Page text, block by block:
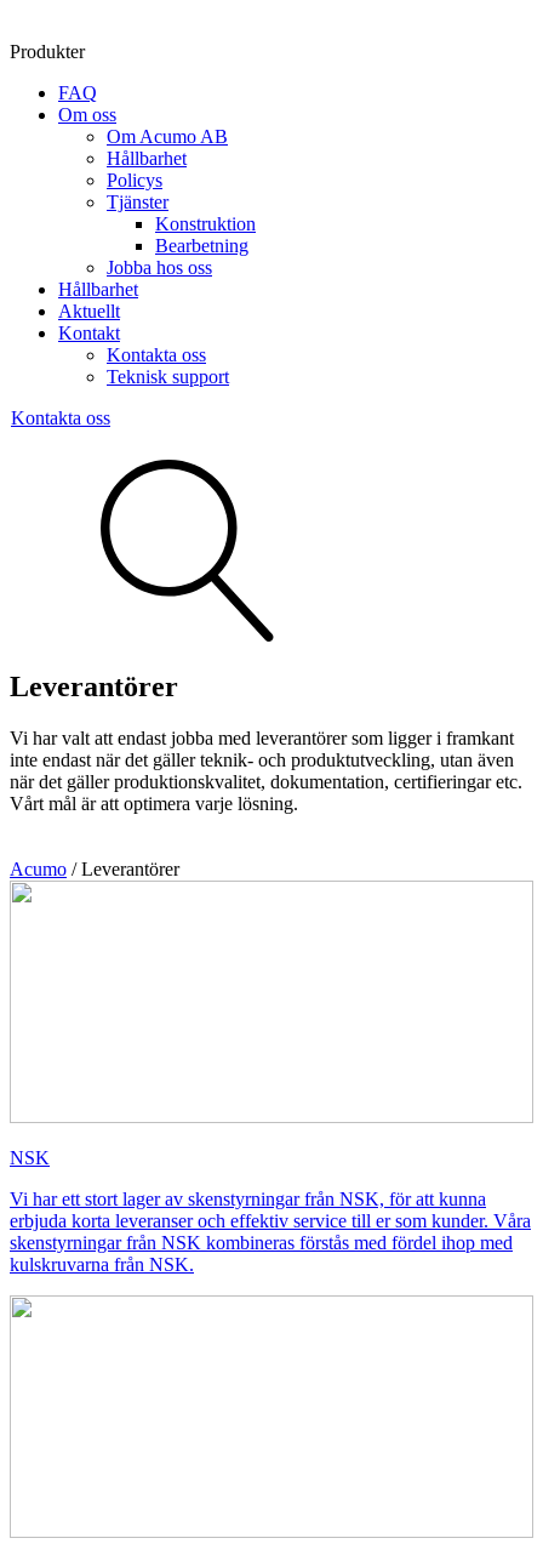
Produkter
FAQ
Om oss
Om Acumo AB
Hållbarhet
Policys
Tjänster
Konstruktion
Bearbetning
Jobba hos oss
Hållbarhet
Aktuellt
Kontakt
Kontakta oss
Teknisk support
Kontakta oss
Se alla leverantörer
Vi hjälper gärna till!
Teknisk support
Offertförfrågan
Mekatronik
Positionsvisare / Mätklockor
Pulsgivare / EncodersWire-modulerGäng- och borrenheter
Leverantörer
Vi har valt att endast jobba med leverantörer som ligger i framkant
inte endast när det gäller teknik- och produktutveckling, utan även
när det gäller produktionskvalitet, dokumentation, certifieringar etc.
Vårt mål är att optimera varje lösning.
Acumo /Leverantörer
NSK
Vi har ett stort lager av skenstyrningar från NSK, för att kunna
erbjuda korta leveranser och effektiv service till er som kunder. Våra
skenstyrningar från NSK kombineras förstås med fördel ihop med
kulskruvarna från NSK.